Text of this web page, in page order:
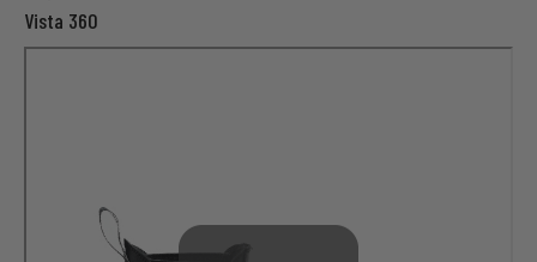
Vista 360